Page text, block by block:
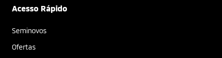
Acesso Rápido
Seminovos
Ofertas